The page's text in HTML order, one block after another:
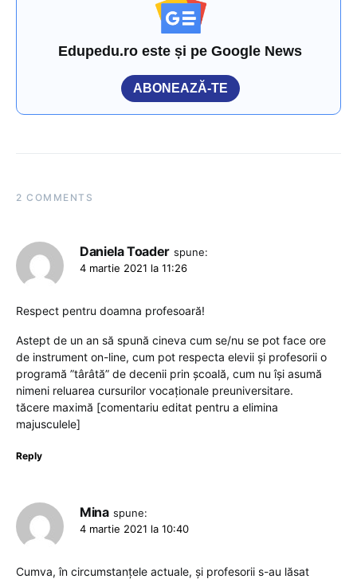
Edupedu.ro este și pe Google News
ABONEAZĂ-TE
2 COMMENTS
Daniela Toader spune:
4 martie 2021 la 11:26
Respect pentru doamna profesoară!
Astept de un an să spună cineva cum se/nu se pot face ore
de instrument on-line, cum pot respecta elevii și profesorii o
programă ”târâtă” de decenii prin școală, cum nu își asumă
nimeni reluarea cursurilor vocaționale preuniversitare.
tăcere maximă [comentariu editat pentru a elimina
majusculele]
Reply
Mina spune:
4 martie 2021 la 10:40
Cumva, în circumstanțele actuale, și profesorii s-au lăsat